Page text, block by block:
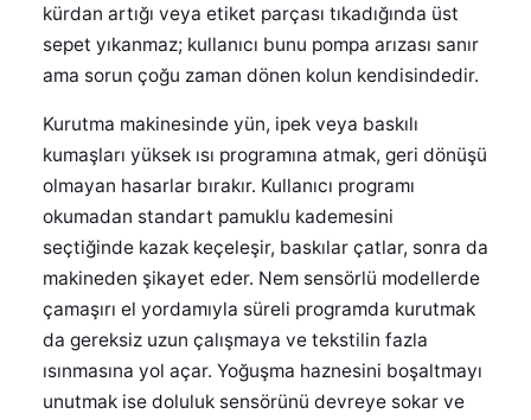
kürdan artığı veya etiket parçası tıkadığında üst
sepet yıkanmaz; kullanıcı bunu pompa arızası sanır
ama sorun çoğu zaman dönen kolun kendisindedir.
Kurutma makinesinde yün, ipek veya baskılı
kumaşları yüksek ısı programına atmak, geri dönüşü
olmayan hasarlar bırakır. Kullanıcı programı
okumadan standart pamuklu kademesini
seçtiğinde kazak keçeleşir, baskılar çatlar, sonra da
makineden şikayet eder. Nem sensörlü modellerde
çamaşırı el yordamıyla süreli programda kurutmak
da gereksiz uzun çalışmaya ve tekstilin fazla
ısınmasına yol açar. Yoğuşma haznesini boşaltmayı
unutmak ise doluluk sensörünü devreye sokar ve